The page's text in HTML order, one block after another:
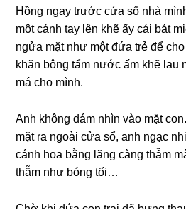
Hồng ngay trước cửa sổ nhà
một cánh tay lên khẽ ấy cái bát
ngửa mặt như một đứa trẻ để
khăn bông tẩm nước ấm khẽ lau
má cho mình.
Anh không dám nhìn vào mặt
mặt ra ngoài cửa sổ, anh ngạc
cánh hoa bằng lăng càng thẫm
thẫm như bóng tối…